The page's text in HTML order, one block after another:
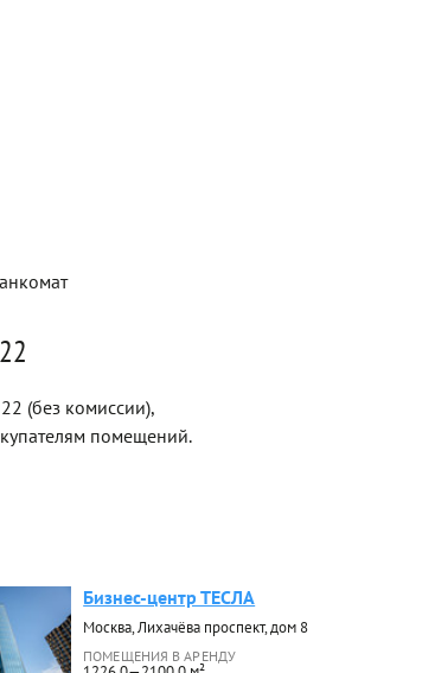
(без комиссии),
помещений.
Бизнес-центр ТЕСЛА
Москва, Лихачёва проспект, дом 8
ПОМЕЩЕНИЯ В АРЕНДУ